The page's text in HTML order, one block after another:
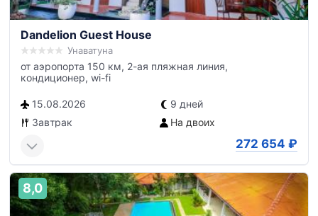
Dandelion Guest House
Унаватуна
от аэропорта 150 км, 2-ая пляжная линия,
кондиционер, wi-fi
15.08.2026
9 дней
Завтрак
На двоих
272 654 ₽
8,0